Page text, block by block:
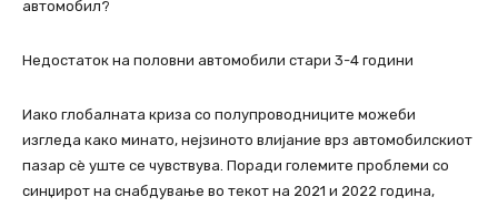
автомобил?
Недостаток на половни автомобили стари 3-4 години
Иако глобалната криза со полупроводниците можеби
изгледа како минато, нејзиното влијание врз автомобилскиот
пазар сè уште се чувствува. Поради големите проблеми со
синџирот на снабдување во текот на 2021 и 2022 година,